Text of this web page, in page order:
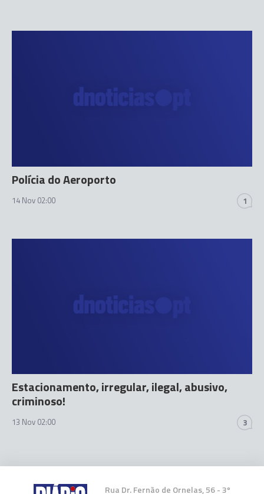
Polícia do Aeroporto
14 Nov 02:00 1
Estacionamento, irregular, ilegal, abusivo,
criminoso!
13 Nov 02:00 3
Rua Dr. Fernão de Ornelas, 56 - 3º